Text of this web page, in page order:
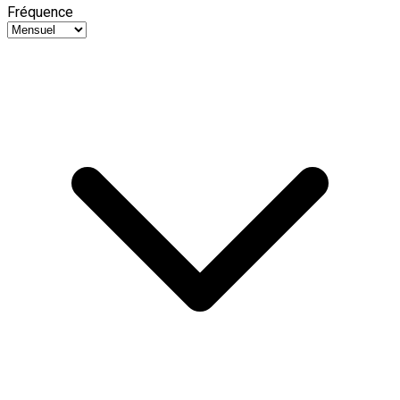
Fréquence